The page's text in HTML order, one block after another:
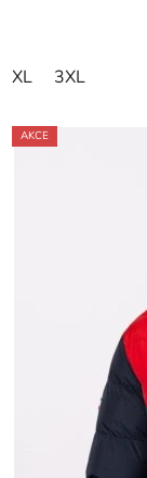
XL 3XL
AKCE